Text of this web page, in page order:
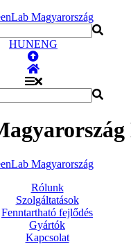
HUNENG
Rólunk
Szolgáltatások
Fenntartható fejlődés
Gyártók
Kapcsolat